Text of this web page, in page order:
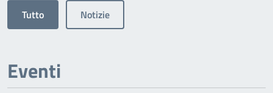
Tutto Notizie
Eventi